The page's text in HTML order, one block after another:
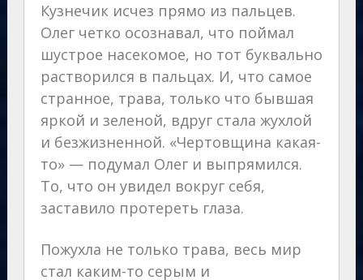
Кузнечик исчез прямо из пальцев.
Олег четко осознавал, что поймал
шустрое насекомое, но тот буквально
растворился в пальцах. И, что самое
странное, трава, только что бывшая
яркой и зеленой, вдруг стала жухлой
и безжизненной. «Чертовщина какая-
то» — подумал Олег и выпрямился.
То, что он увидел вокруг себя,
заставило протереть глаза.
Пожухла не только трава, весь мир
стал каким-то серым и